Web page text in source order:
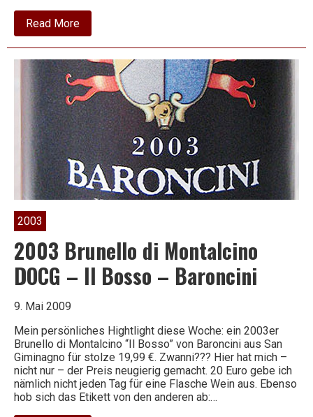
Read Moreabout
2004
Brunello
Montalcino
DOCG
2003
2003 Brunello di Montalcino
DOCG – Il Bosso – Baroncini
9. Mai 2009
Mein persönliches Hightlight diese Woche: ein 2003er
Brunello di Montalcino “Il Bosso” von Baroncini aus San
Giminagno für stolze 19,99 €. Zwanni??? Hier hat mich –
nicht nur – der Preis neugierig gemacht. 20 Euro gebe ich
nämlich nicht jeden Tag für eine Flasche Wein aus. Ebenso
hob sich das Etikett von den anderen ab:…